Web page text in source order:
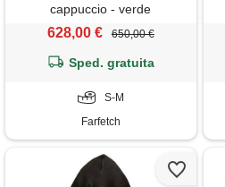
cappuccio - verde
628,00 € 650,00 €
Sped. gratuita
S-M
Farfetch